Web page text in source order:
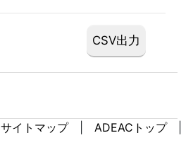
サイトマップ ADEACトップ